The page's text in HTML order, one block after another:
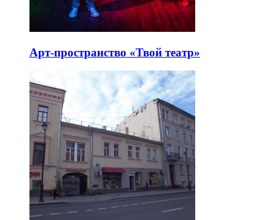
Арт-пространство «Твой театр»